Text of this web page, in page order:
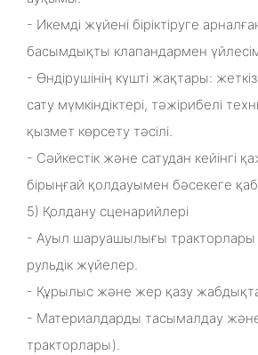
- Икемді жүйені біріктіруге
басымдықты клапандармен
- Өндірушінің күшті жақтары:
сату мүмкіндіктері, тәжірибелі
қызмет көрсету тәсілі.
- Сәйкестік және сатудан кейінгі
бірыңғай қолдауымен бәсекеге
5) Қолдану сценарийлері
- Ауыл шаруашылығы
рульдік жүйелер.
- Құрылыс және жер қазу
- Материалдарды тасымалдау және
тракторлары).